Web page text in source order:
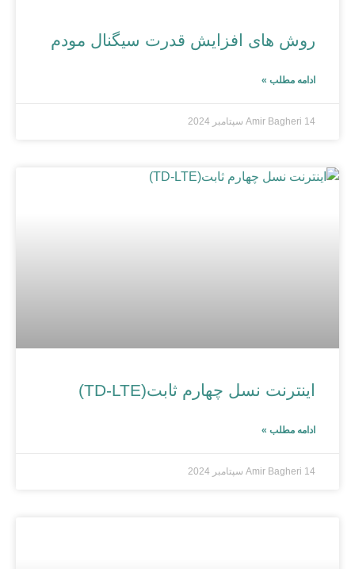
روش‌ های افزایش قدرت سیگنال مودم
ادامه مطلب »
Amir Bagheri 14 سپتامبر 2024
اینترنت نسل چهارم ثابت(TD-LTE)
ادامه مطلب »
Amir Bagheri 14 سپتامبر 2024